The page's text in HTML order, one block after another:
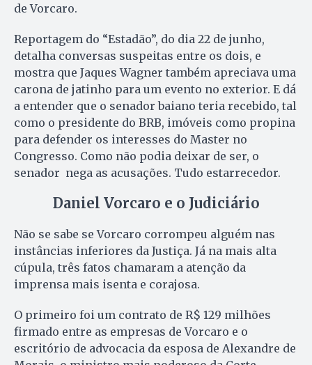
de Vorcaro.
Reportagem do “Estadão”, do dia 22 de junho,
detalha conversas suspeitas entre os dois, e
mostra que Jaques Wagner também apreciava uma
carona de jatinho para um evento no exterior. E dá
a entender que o senador baiano teria recebido, tal
como o presidente do BRB, imóveis como propina
para defender os interesses do Master no
Congresso. Como não podia deixar de ser, o
senador nega as acusações. Tudo estarrecedor.
Daniel Vorcaro e o Judiciário
Não se sabe se Vorcaro corrompeu alguém nas
instâncias inferiores da Justiça. Já na mais alta
cúpula, três fatos chamaram a atenção da
imprensa mais isenta e corajosa.
O primeiro foi um contrato de R$ 129 milhões
firmado entre as empresas de Vorcaro e o
escritório de advocacia da esposa de Alexandre de